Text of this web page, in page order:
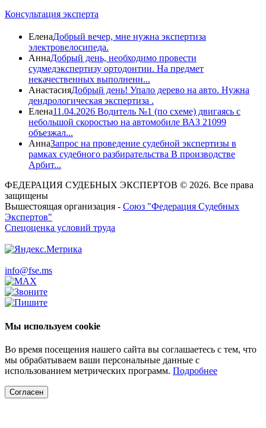
Консультация эксперта
ЕленаДобрый вечер, мне нужна экспертиза
электровелосипеда.
АннаДобрый день, необходимо провести
судмедэкспертизу ортодонтии. На предмет
некачественных выполненн...
АнастасияДобрый день! Упало дерево на авто. Нужна
дендрологическая экспертиза .
Елена11.04.2026 Водитель №1 (по схеме) двигаясь с
небольшой скоростью на автомобиле ВАЗ 21099
объезжал...
АннаЗапрос на проведение судебной экспертизы в
рамках судебного разбирательства В производстве
Арбит...
ФЕДЕРАЦИЯ СУДЕБНЫХ ЭКСПЕРТОВ © 2026. Все права
защищены
Вышестоящая организация - Союз "Федерация Судебных
Экспертов"
Спецоценка условий труда
info@fse.ms
Мы используем cookie
Во время посещения нашего сайта вы соглашаетесь с тем, что
мы обрабатываем ваши персональные данные с
использованием метрических программ. Подробнее
Согласен